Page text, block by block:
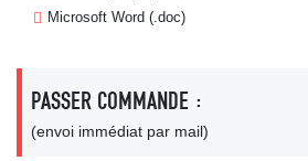
Microsoft Word (.doc)
PASSER COMMANDE :
(envoi immédiat par mail)